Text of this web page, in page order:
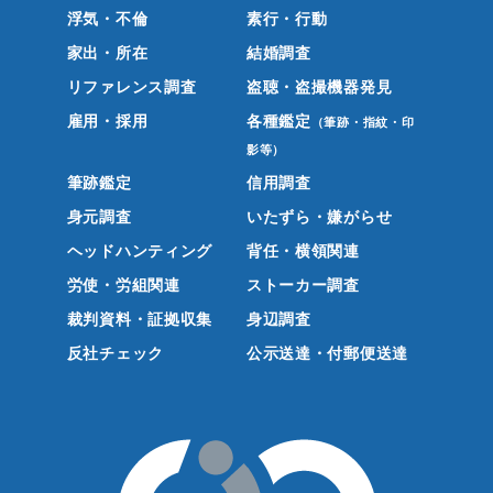
浮気・不倫
素行・行動
家出・所在
結婚調査
リファレンス調査
盗聴・盗撮機器発見
雇用・採用
各種鑑定 （筆跡・指紋・印
影等）
筆跡鑑定
信用調査
身元調査
いたずら・嫌がらせ
ヘッドハンティング
背任・横領関連
労使・労組関連
ストーカー調査
裁判資料・証拠収集
身辺調査
反社チェック
公示送達・付郵便送達